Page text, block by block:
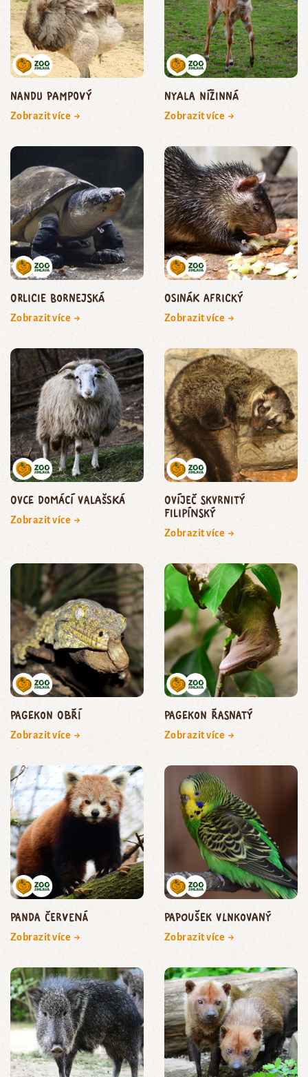
nandu pampový
Zobrazit více →
nyala nížinná
Zobrazit více →
orlicie bornejská
Zobrazit více →
osinák africký
Zobrazit více →
ovce domácí valašská
Zobrazit více →
ovíječ skvrnitý
filipínský
Zobrazit více →
pagekon obří
Zobrazit více →
pagekon řasnatý
Zobrazit více →
panda červená
Zobrazit více →
papoušek vlnkovaný
Zobrazit více →